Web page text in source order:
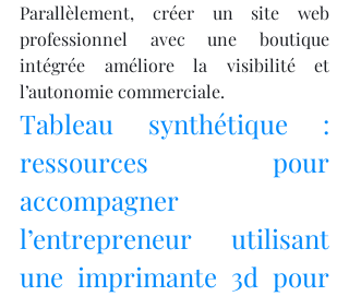
Parallèlement, créer un site web
professionnel avec une boutique
intégrée améliore la visibilité et
l’autonomie commerciale.
Tableau synthétique :
ressources pour
accompagner
l’entrepreneur utilisant
une imprimante 3d pour